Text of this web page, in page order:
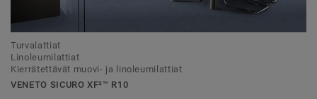
Turvalattiat
Linoleumilattiat
Kierrätettävät muovi- ja linoleumilattiat
VENETO SICURO XF²™ R10